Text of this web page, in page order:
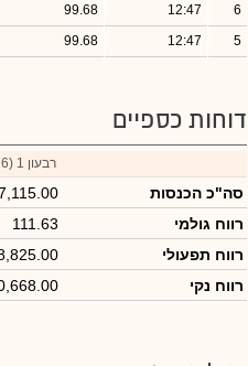
6
12:47
99.68
5
12:47
99.68
דוחות כספיים
רבעון 1 (2026)
סה"כ הכנסות
רווח גולמי
111.63
רווח תפעולי
רווח נקי